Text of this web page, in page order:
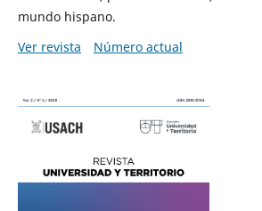
mundo hispano.
Ver revista
Número actual